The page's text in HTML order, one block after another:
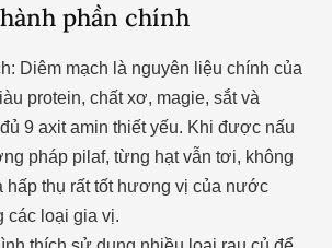
phần chính
Diêm mạch là nguyên liệu chính của
protein, chất xơ, magie, sắt và
9 axit amin thiết yếu. Khi được nấu
pháp pilaf, từng hạt vẫn tơi, không
hấp thụ rất tốt hương vị của nước
các loại gia vị.